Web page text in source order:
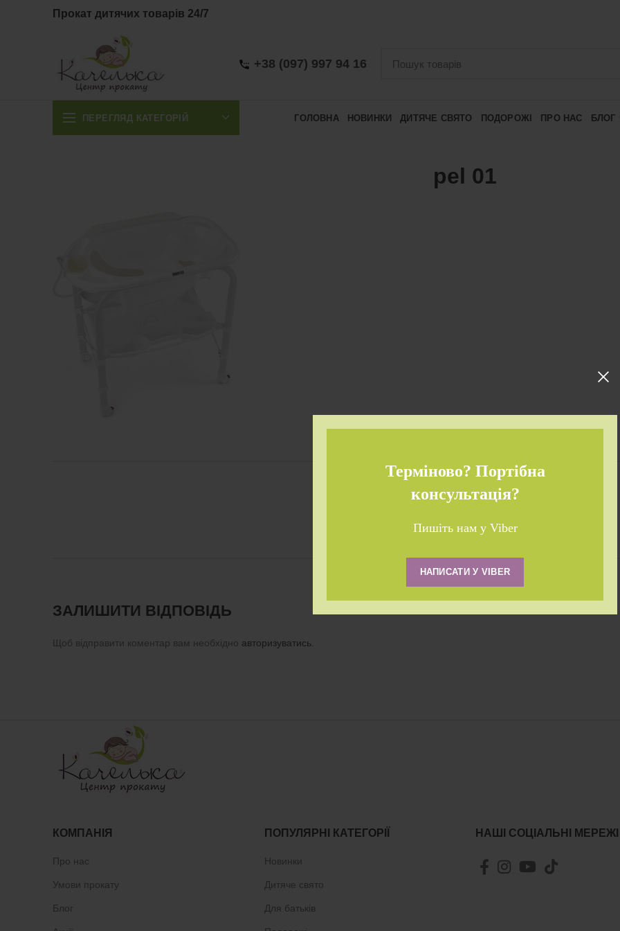
Терміново? Портібна
консультація?
Пишіть нам у Viber
НАПИСАТИ У VIBER
Прокат дитячих товарів 24/7
+38 (097) 997 94 16
ПЕРЕГЛЯД КАТЕГОРІЙ ГОЛОВНА НОВИНКИ ДИТЯЧЕ СВЯТО ПОДОРОЖІ ПРО НАС БЛОГ
pel 01
ЗАЛИШИТИ ВІДПОВІДЬ
Щоб відправити коментар вам необхідно авторизуватись
КОМПАНІЯ
Про нас
Умови прокату
Блог
ПОПУЛЯРНІ КАТЕГОРІЇ
Новинки
Дитяче свято
Для батьків
НАШІ СОЦІАЛЬНІ МЕРЕЖІ